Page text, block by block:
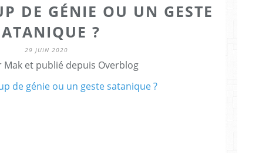
DE GÉNIE OU UN GESTE
?
29 JUIN 2020
Mak et publié depuis Overblog